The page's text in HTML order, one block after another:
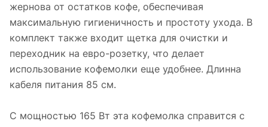
жернова от остатков кофе, обеспечивая
максимальную гигиеничность и простоту ухода. В
комплект также входит щетка для очистки и
переходник на евро-розетку, что делает
использование кофемолки еще удобнее. Длинна
кабеля питания 85 см.
С мощностью 165 Вт эта кофемолка справится с